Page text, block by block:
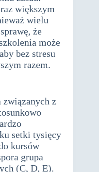
większym
wielu
że
może
bez stresu
razem.
związanych z
setki tysięcy
kursów
grupa
(C, D, E).